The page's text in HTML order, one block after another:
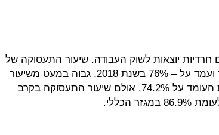
חרדיות יוצאות לשוק העבודה. שיעור התעסוקה של
הנשים החרדיותעלה בקצב מהיר ועמד על – 76% בשנת 2018, גבוה במעט משיעור
זה אצל מקבילותיהן הלא-חרדיות העומד על 74.2%. אולם שיעור התעסוקה בקרב